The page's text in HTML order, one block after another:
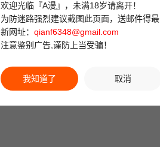
点击重新加载
欢迎光临『A漫』，未满18岁请离开！
为防迷路强烈建议截图此页面，送邮件得最
新网址： qianf6348@gmail.com
注意鉴别广告,谨防上当受骗！
我知道了 取消